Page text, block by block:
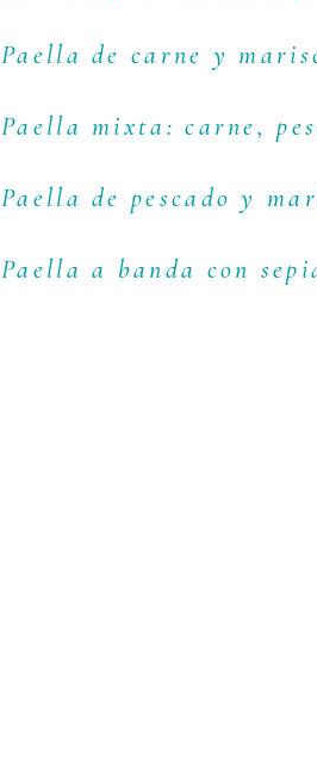
Paella de carne y
Paella mixta: carne,
Paella de pescado y
Paella a banda con